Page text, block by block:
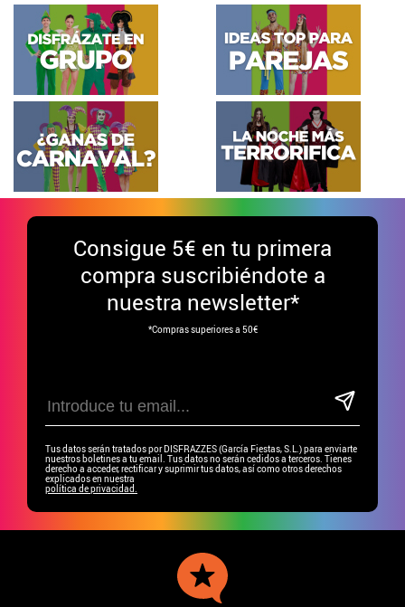
Consigue 5€ en tu primera
compra suscribiéndote a
nuestra newsletter*
*Compras superiores a 50€
Tus datos serán tratados por DISFRAZZES (García Fiestas, S.L.) para enviarte
nuestros boletines a tu email. Tus datos no serán cedidos a terceros. Tienes
derecho a acceder, rectificar y suprimir tus datos, así como otros derechos
explicados en nuestra
política de privacidad.